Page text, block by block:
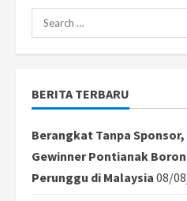
Search
for:
BERITA TERBARU
Berangkat Tanpa
Gewinner Pontianak
Perunggu di Malaysia 08/